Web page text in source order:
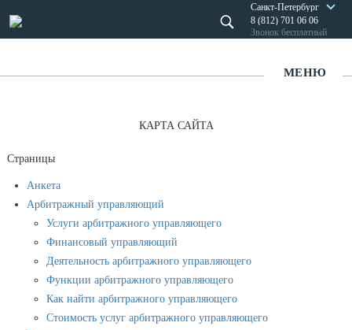
Санкт-Петербург
8 (812) 701 06 06
Звонок бесплатный
МЕНЮ
КАРТА САЙТА
Страницы
Анкета
Арбитражный управляющий
Услуги арбитражного управляющего
Финансовый управляющий
Деятельность арбитражного управляющего
Функции арбитражного управляющего
Как найти арбитражного управляющего
Стоимость услуг арбитражного управляющего